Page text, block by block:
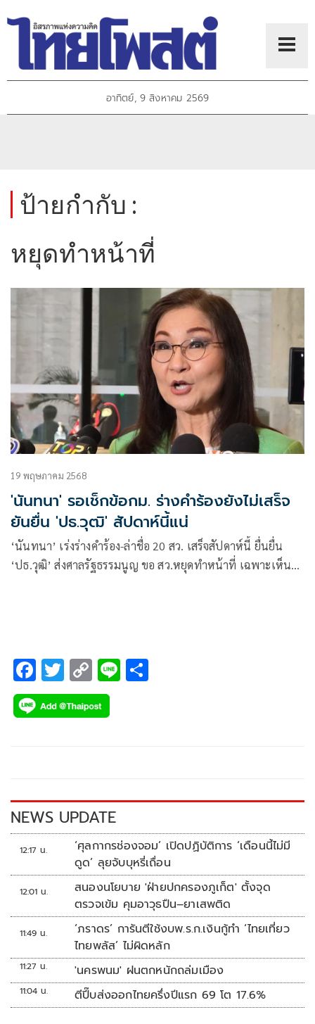
อาทิตย์, 9 สิงหาคม 2569
ป้ายกำกับ :
หยุดทำหน้าที่
19 พฤษภาคม 2568
'นันทนา' รอเช็กข้อกม. ร่างคำร้องยังไม่เสร็จ
ยันยื่น 'ปธ.วุฒิ' สัปดาห์นี้แน่
‘นันทนา’ เร่งร่างคำร้อง-ล่าชื่อ 20 สว. เสร็จสัปดาห์นี้ ยื่นยื่น
‘ปธ.วุฒิ’ ส่งศาลรัฐธรรมนูญ ขอ สว.หยุดทำหน้าที่ เฉพาะเห็น
F
ac
e
k
T
wi
tt
C
o
p
k
Li
NEWS UPDATE
12:17 น.
‘ศุลกากรช่องจอม’ เปิดปฏิบัติการ ‘เดือนนี้ไม่มี
ดูด’ ลุยจับบุหรี่เถื่อน
12:01 น.
สนองนโยบาย 'ฝ่ายปกครองภูเก็ต' ตั้งจุด
ตรวจเข้ม คุมอาวุธปืน–ยาเสพติด
11:49 น.
‘ภราดร’ การันตีใช้งบพ.ร.ก.เงินกู้ทำ ‘ไทยเที่ยว
ไทยพลัส’ ไม่ผิดหลัก
11:27 น. 'นครพนม' ฝนตกหนักถล่มเมือง
11:04 น. ตีปี๊บส่งออกไทยครึ่งปีแรก 69 โต 17.6%